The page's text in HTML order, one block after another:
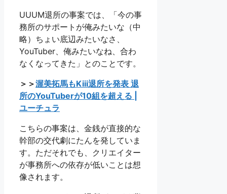
UUUM退所の事案では、「今の事
務所のサポートが俺みたいな（中
略）ちょい底辺みたいなさ、
YouTuber、俺みたいなね、合わ
なくなってきた」とのことです。
＞＞渥美拓馬もKiii退所を発表 退
所のYouTuberが10組を超える |
ユーチュラ
こちらの事案は、金銭が直接的な
幹部の交代劇にたんを発していま
す。ただそれでも、クリエイター
が事務所への依存が低いことは想
像されます。